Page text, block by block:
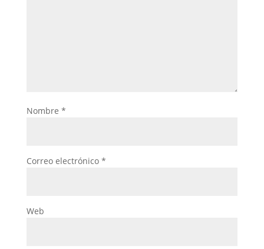
Nombre *
Correo electrónico *
Web